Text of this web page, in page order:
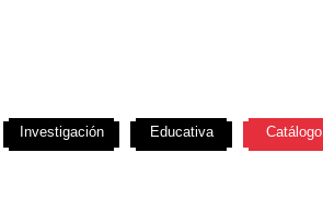
Investigación Educativa Catálogo